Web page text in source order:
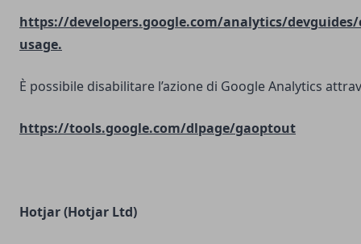
https://developers.google.com/analytics/
usage.
È possibile disabilitare l’azione di Google Analytics
https://tools.google.com/dlpage/gaoptout
Hotjar (Hotjar Ltd)